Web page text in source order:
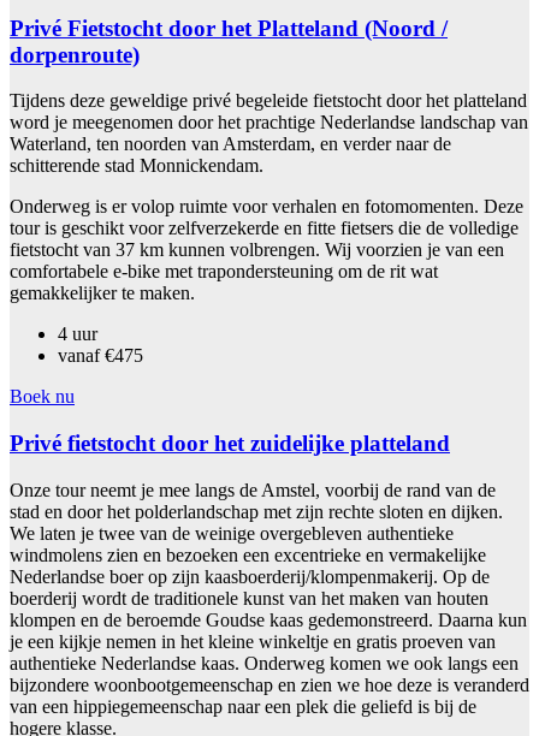
Privé Fietstocht door het Platteland (Noord /
dorpenroute)
Tijdens deze geweldige privé begeleide fietstocht door het platteland
word je meegenomen door het prachtige Nederlandse landschap van
Waterland, ten noorden van Amsterdam, en verder naar de
schitterende stad Monnickendam.
Onderweg is er volop ruimte voor verhalen en fotomomenten. Deze
tour is geschikt voor zelfverzekerde en fitte fietsers die de volledige
fietstocht van 37 km kunnen volbrengen. Wij voorzien je van een
comfortabele e-bike met trapondersteuning om de rit wat
gemakkelijker te maken.
4 uur
vanaf €475
Boek nu
Privé fietstocht door het zuidelijke platteland
Onze tour neemt je mee langs de Amstel, voorbij de rand van de
stad en door het polderlandschap met zijn rechte sloten en dijken.
We laten je twee van de weinige overgebleven authentieke
windmolens zien en bezoeken een excentrieke en vermakelijke
Nederlandse boer op zijn kaasboerderij/klompenmakerij. Op de
boerderij wordt de traditionele kunst van het maken van houten
klompen en de beroemde Goudse kaas gedemonstreerd. Daarna kun
je een kijkje nemen in het kleine winkeltje en gratis proeven van
authentieke Nederlandse kaas. Onderweg komen we ook langs een
bijzondere woonbootgemeenschap en zien we hoe deze is veranderd
van een hippiegemeenschap naar een plek die geliefd is bij de
hogere klasse.